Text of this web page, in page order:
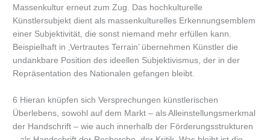
Massenkultur erneut zum Zug. Das hochkulturelle
Künstlersubjekt dient als massenkulturelles Erkennungsemblem
einer Subjektivität, die sonst niemand mehr erfüllen kann.
Beispielhaft in ‚Vertrautes Terrain’ übernehmen Künstler die
undankbare Position des ideellen Subjektivismus, der in der
Repräsentation des Nationalen gefangen bleibt.
6 Hieran knüpfen sich Versprechungen künstlerischen
Überlebens, sowohl auf dem Markt – als Alleinstellungsmerkmal
der Handschrift – wie auch innerhalb der Förderungsstrukturen